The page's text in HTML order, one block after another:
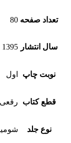
تعداد صفحه 80
سال انتشار 1395
نوبت چاپ اول
قطع کتاب رقعی
نوع جلد